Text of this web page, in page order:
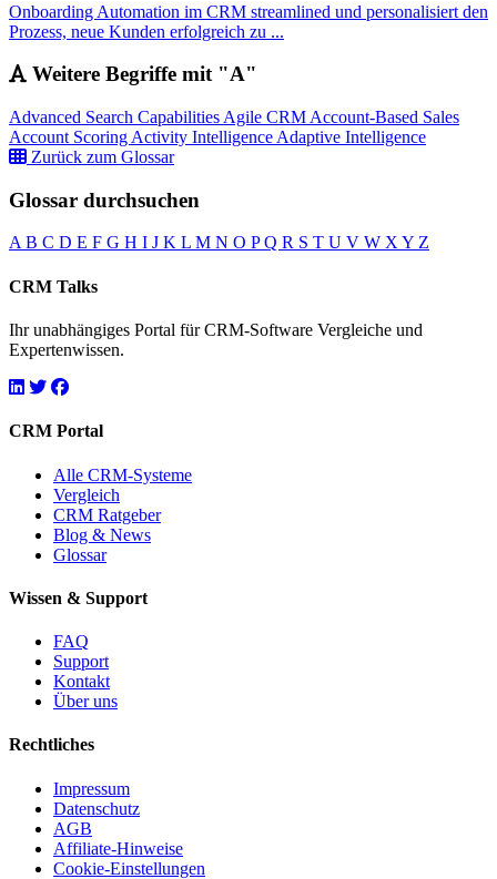
Onboarding Automation im CRM streamlined und personalisiert den
Prozess, neue Kunden erfolgreich zu ...
Weitere Begriffe mit "A"
Advanced Search Capabilities Agile CRM Account-Based Sales
Account Scoring Activity Intelligence Adaptive Intelligence
Zurück zum Glossar
Glossar durchsuchen
AB C D E F G H I J K L M N O PQ R S T U V W XY Z
CRM Talks
Ihr unabhängiges Portal für CRM-Software Vergleiche und
Expertenwissen.
CRM Portal
Alle CRM-Systeme
Vergleich
CRM Ratgeber
Blog & News
Glossar
Wissen & Support
FAQ
Support
Kontakt
Über uns
Rechtliches
Impressum
Datenschutz
AGB
Affiliate-Hinweise
Cookie-Einstellungen